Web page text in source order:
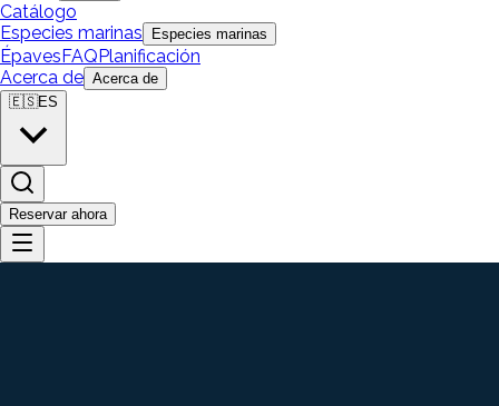
Catálogo
Especies marinas
Especies marinas
ÉpavesFAQPlanificación
Acerca de Acerca de
🇪🇸ES
Reservar ahora